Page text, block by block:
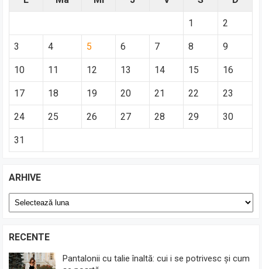
1 2
3 4 5 6 7 8 9
10 11 12 13 14 15 16
17 18 19 20 21 22 23
24 25 26 27 28 29 30
31
ARHIVE
Arhive
RECENTE
Pantalonii cu talie înaltă: cui i se potrivesc și cum